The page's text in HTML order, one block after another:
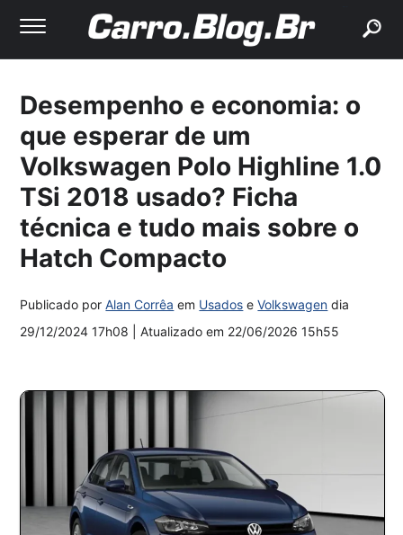
Desempenho e economia: o
que esperar de um
Volkswagen Polo Highline 1.0
TSi 2018 usado? Ficha
técnica e tudo mais sobre o
Hatch Compacto
Publicado porAlan Corrêa em Usados eVolkswagen dia
29/12/2024 17h08
| Atualizado em 22/06/2026 15h55